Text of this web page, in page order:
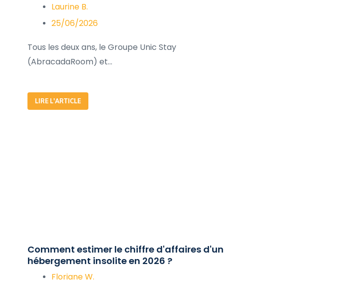
Laurine B.
25/06/2026
Tous les deux ans, le Groupe Unic Stay
(AbracadaRoom) et...
LIRE L'ARTICLE
Comment estimer le chiffre d'affaires d'un
hébergement insolite en 2026 ?
Floriane W.